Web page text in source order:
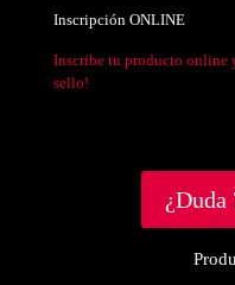
Inscripción ONLINE
Inscribe tu producto online
sello!
¿Duda